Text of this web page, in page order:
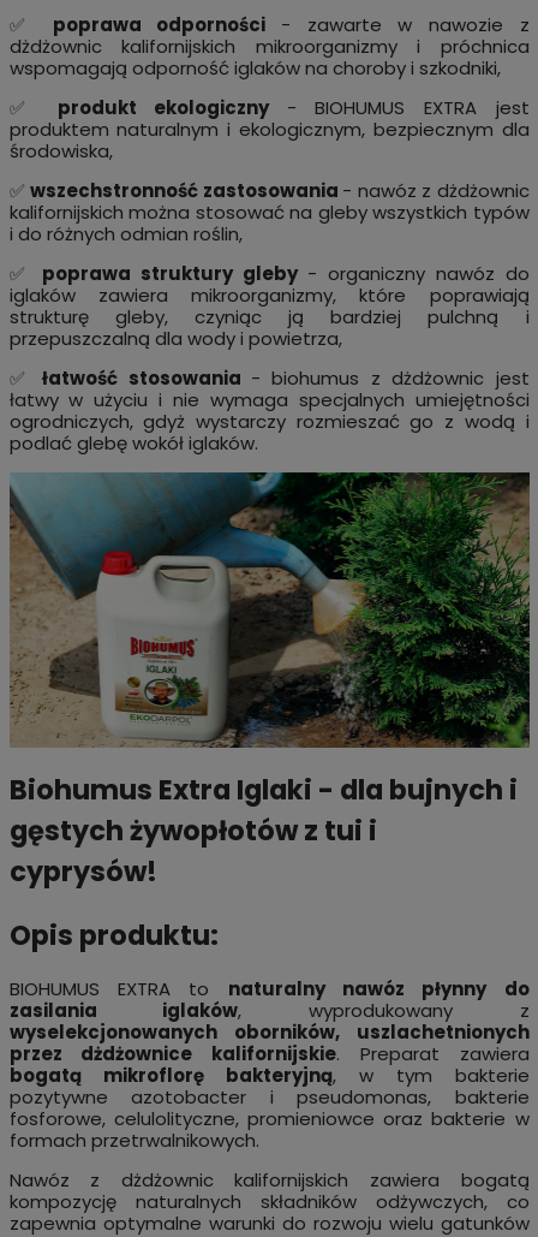
✅ poprawa odporności - zawarte w nawozie z
dżdżownic kalifornijskich mikroorganizmy i próchnica
wspomagają odporność iglaków na choroby i szkodniki,
✅ produkt ekologiczny - BIOHUMUS EXTRA jest
produktem naturalnym i ekologicznym, bezpiecznym dla
środowiska,
✅wszechstronność zastosowania - nawóz z dżdżownic
kalifornijskich można stosować na gleby wszystkich typów
i do różnych odmian roślin,
✅ poprawa struktury gleby - organiczny nawóz do
iglaków zawiera mikroorganizmy, które poprawiają
strukturę gleby, czyniąc ją bardziej pulchną i
przepuszczalną dla wody i powietrza,
✅łatwość stosowania - biohumus z dżdżownic jest
łatwy w użyciu i nie wymaga specjalnych umiejętności
ogrodniczych, gdyż wystarczy rozmieszać go z wodą i
podlać glebę wokół iglaków.
Biohumus Extra Iglaki - dla bujnych i
gęstych żywopłotów z tui i
cyprysów!
Opis produktu:
BIOHUMUS EXTRA to naturalny nawóz płynny do
zasilania iglaków, wyprodukowany z
wyselekcjonowanych oborników, uszlachetnionych
przez dżdżownice kalifornijskie. Preparat zawiera
bogatą mikroflorę bakteryjną, w tym bakterie
pozytywne azotobacter i pseudomonas, bakterie
fosforowe, celulolityczne, promieniowce oraz bakterie w
formach przetrwalnikowych.
Nawóz z dżdżownic kalifornijskich zawiera bogatą
kompozycję naturalnych składników odżywczych, co
zapewnia optymalne warunki do rozwoju wielu gatunków